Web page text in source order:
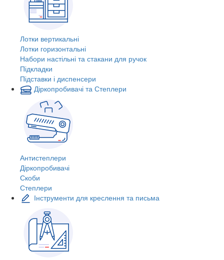
Лотки вертикальні
Лотки горизонтальні
Набори настільні та стакани для ручок
Підкладки
Підставки і диспенсери
Діркопробивачі та Степлери
Антистеплери
Діркопробивачі
Скоби
Степлери
Інструменти для креслення та письма